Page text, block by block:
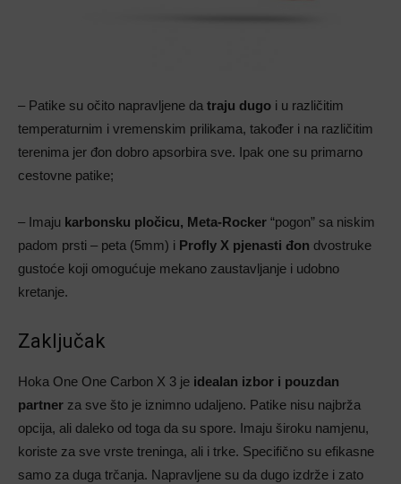
– Patike su očito napravljene da traju dugo i u različitim
temperaturnim i vremenskim prilikama, također i na različitim
terenima jer đon dobro apsorbira sve. Ipak one su primarno
cestovne patike;
– Imaju karbonsku pločicu, Meta-Rocker “pogon” sa niskim
padom prsti – peta (5mm) i Profly X pjenasti đon dvostruke
gustoće koji omogućuje mekano zaustavljanje i udobno
kretanje.
Zaključak
Hoka One One Carbon X 3 je idealan izbor i pouzdan
partner za sve što je iznimno udaljeno. Patike nisu najbrža
opcija, ali daleko od toga da su spore. Imaju široku namjenu,
koriste za sve vrste treninga, ali i trke. Specifično su efikasne
samo za duga trčanja. Napravljene su da dugo izdrže i zato